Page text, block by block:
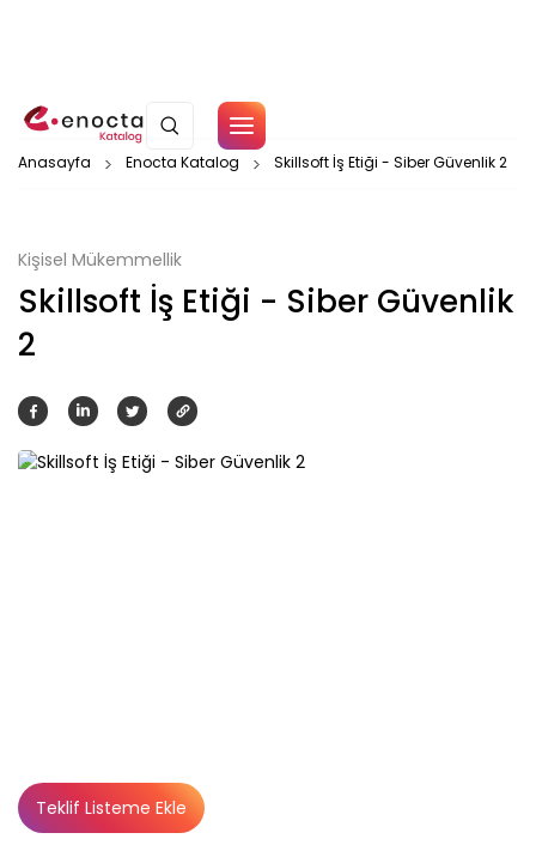
Çerez Politikamız
Anasayfa Enocta Katalog Skillsoft İş Etiği - Siber Güvenlik 2
Kişisel Mükemmellik
Skillsoft İş Etiği - Siber Güvenlik
2
Teklif Listeme Ekle